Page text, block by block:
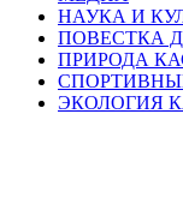
НАУКА И
ПОВЕСТКА
ПРИРОДА
ЭКОЛОГИЯ